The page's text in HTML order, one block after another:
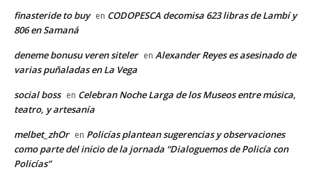
finasteride to buy en CODOPESCA decomisa 623 libras de Lambí y
806 en Samaná
deneme bonusu veren siteler en Alexander Reyes es asesinado de
varias puñaladas en La Vega
social boss en Celebran Noche Larga de los Museos entre música,
teatro, y artesanía
melbet_zhOr en Policías plantean sugerencias y observaciones
como parte del inicio de la jornada “Dialoguemos de Policía con
Policías”